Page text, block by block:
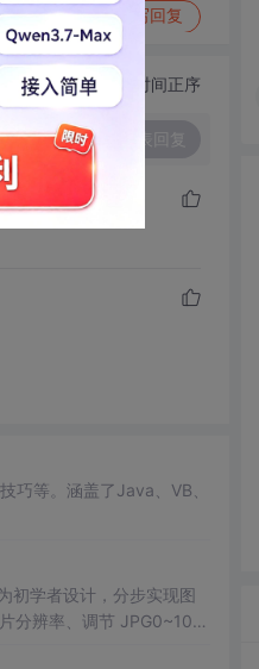
写回复
切换为时间正序
巧等。涵盖了Java、VB、
初学者设计，分步实现图
分辨率、调节 JPG0~100